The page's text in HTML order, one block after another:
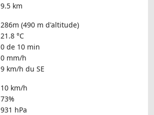
9.5 km
286m (490 m d'altitude)
21.8 °C
0 de 10 min
0 mm/h
9 km/h du SE
10 km/h
73%
931 hPa